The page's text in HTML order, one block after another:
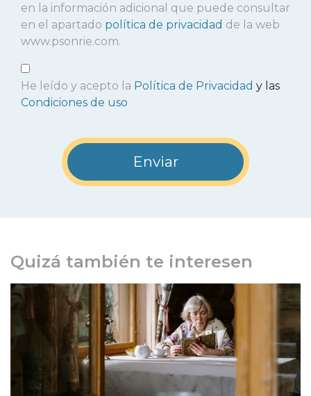
en la información adicional que puede consultar
en el apartado política de privacidad de la web
www.psonrie.com.
He leído y acepto la Política de Privacidad y las
Condiciones de uso
Quizá también te interesen